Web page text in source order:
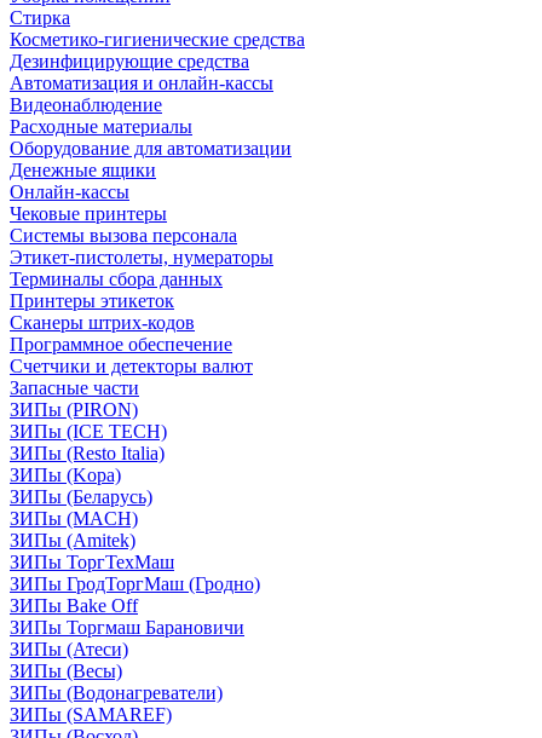
Стирка
Косметико-гигиенические средства
Дезинфицирующие средства
Автоматизация и онлайн-кассы
Видеонаблюдение
Расходные материалы
Оборудование для автоматизации
Денежные ящики
Онлайн-кассы
Чековые принтеры
Системы вызова персонала
Этикет-пистолеты, нумераторы
Терминалы сбора данных
Принтеры этикеток
Сканеры штрих-кодов
Программное обеспечение
Счетчики и детекторы валют
Запасные части
ЗИПы (PIRON)
ЗИПы (ICE TECH)
ЗИПы (Resto Italia)
ЗИПы (Kopa)
ЗИПы (Беларусь)
ЗИПы (MACH)
ЗИПы (Amitek)
ЗИПы ТоргТехМаш
ЗИПы ГродТоргМаш (Гродно)
ЗИПы Bake Off
ЗИПы Торгмаш Барановичи
ЗИПы (Атеси)
ЗИПы (Весы)
ЗИПы (Водонагреватели)
ЗИПы (SAMAREF)